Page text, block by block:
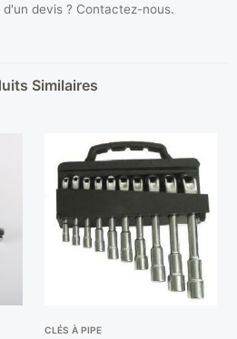
devis ? Contactez-nous.
Similaires
CLÉS À PIPE